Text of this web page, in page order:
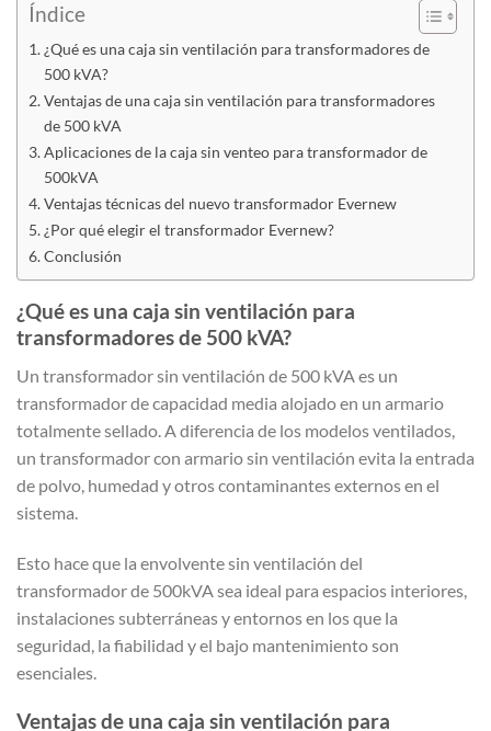
Índice
¿Qué es una caja sin ventilación para transformadores de
500 kVA?
Ventajas de una caja sin ventilación para transformadores
de 500 kVA
Aplicaciones de la caja sin venteo para transformador de
500kVA
Ventajas técnicas del nuevo transformador Evernew
¿Por qué elegir el transformador Evernew?
Conclusión
¿Qué es una caja sin ventilación para
transformadores de 500 kVA?
Un transformador sin ventilación de 500 kVA es un
transformador de capacidad media alojado en un armario
totalmente sellado. A diferencia de los modelos ventilados,
un transformador con armario sin ventilación evita la entrada
de polvo, humedad y otros contaminantes externos en el
sistema.
Esto hace que la envolvente sin ventilación del
transformador de 500kVA sea ideal para espacios interiores,
instalaciones subterráneas y entornos en los que la
seguridad, la fiabilidad y el bajo mantenimiento son
esenciales.
Ventajas de una caja sin ventilación para